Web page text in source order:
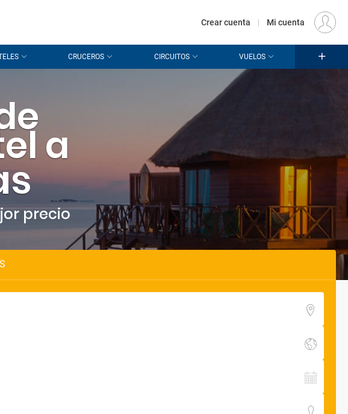
EUR
Crear cuenta | Mi cuenta
CRUCEROS CIRCUITOS VUELOS
a
precio